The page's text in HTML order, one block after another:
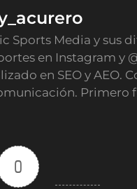
Sports Media y sus
en Instagram y
en SEO y AEO.
Primero
0